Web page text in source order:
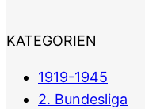
KATEGORIEN
1919-1945
2. Bundesliga